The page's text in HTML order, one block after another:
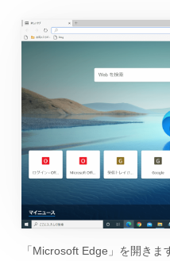
「Microsoft Edge」を開き